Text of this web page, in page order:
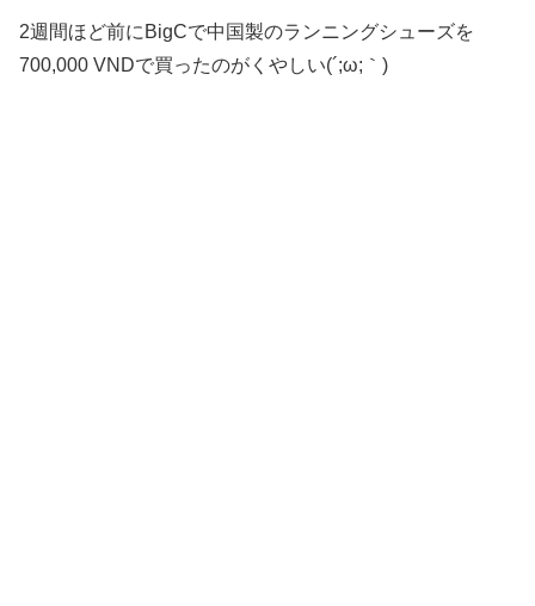
2週間ほど前にBigCで中国製のランニングシューズを
700,000 VNDで買ったのがくやしい(´;ω;｀)